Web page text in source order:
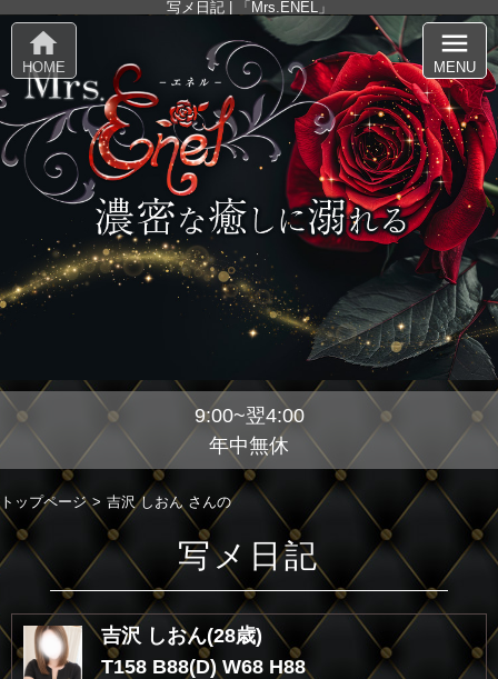
写メ日記 | 「Mrs.ENEL」
9:00~翌4:00
年中無休
home
HOME
menu
MENU
トップページ 吉沢 しおん さんの
写メ日記
吉沢 しおん(28歳)
T158 B88(D) W68 H88